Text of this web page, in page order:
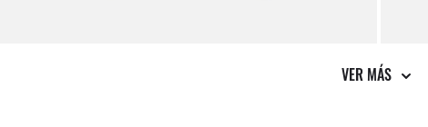
VER MÁS